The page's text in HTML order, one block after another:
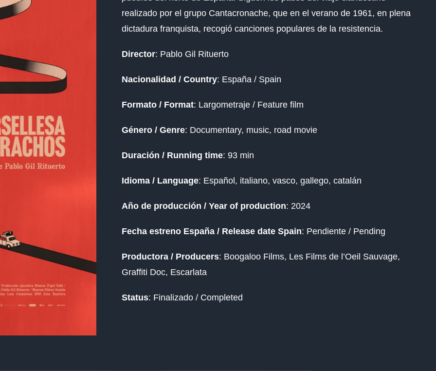
realizado por el grupo Cantacronache, que en el verano de 1961, en plena
dictadura franquista, recogió canciones populares de la resistencia.
Director: Pablo Gil Rituerto
Nacionalidad / Country: España / Spain
Formato / Format: Largometraje / Feature film
Género / Genre: Documentary, music, road movie
Duración / Running time: 93 min
Idioma / Language: Español , italiano, vasco, gallego, catal án
Año de producción / Year of production: 2024
Fecha estreno España / Release date Spain: Pendiente / Pending
Productora / Producers: BoogalooFilms, Les Films de l ’Oeil Sauvage,
Graffiti Doc, Escarlata
Status: Finalizado / Completed